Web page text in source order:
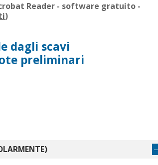
Reader - software gratuito -
)
dagli scavi
preliminari